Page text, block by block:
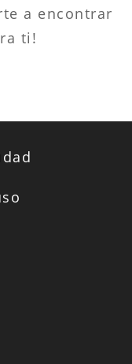
a encontrar
ti!